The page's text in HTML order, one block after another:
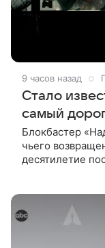
9 часов назад
Стало
самый
Блокбастер
чьего
десятилетие